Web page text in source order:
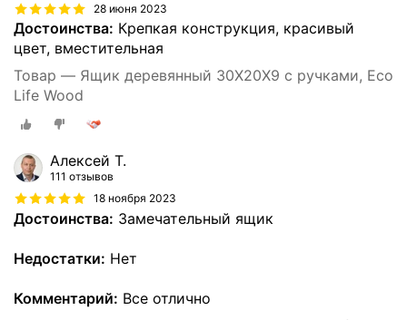
28 июня 2023
Достоинства: Крепкая конструкция, красивый
цвет, вместительная
Товар — Ящик деревянный 30Х20Х9 с ручками, Eco
Life Wood
Алексей Т.
111 отзывов
18 ноября 2023
Достоинства: Замечательный ящик
Недостатки: Нет
Комментарий: Все отлично